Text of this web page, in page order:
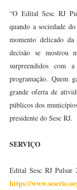
“O Edital Sesc RJ
quando a sociedade
momento delicado
decisão se mostrou
surpreendidos com
programação. Quem
grande oferta de
públicos dos
presidente do Sesc RJ.
SERVIÇO
Edital Sesc RJ
https://